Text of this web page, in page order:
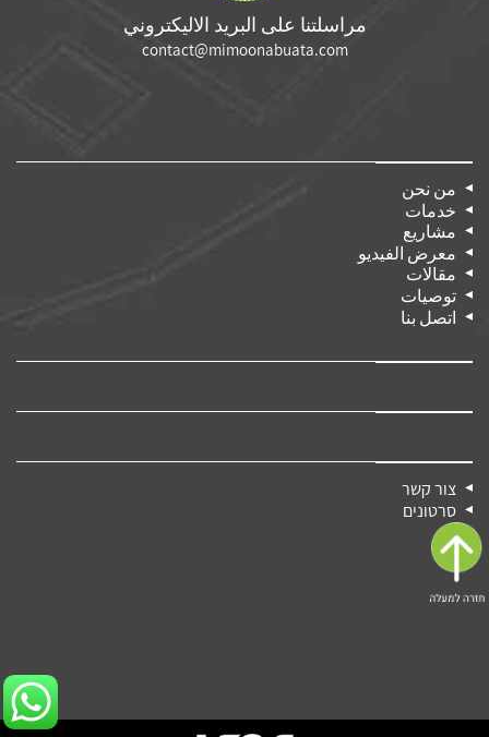
مراسلتنا على البريد الاليكتروني
contact@mimoonabuata.com
من نحن
خدمات
مشاريع
معرض الفيديو
مقالات
توصيات
اتصل بنا
צור קשר
סרטונים